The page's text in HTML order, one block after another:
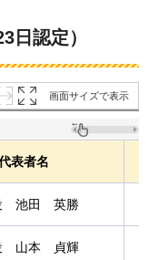
日認定）
画面サイズで表示
表者名
池田 英勝
山本 貞輝